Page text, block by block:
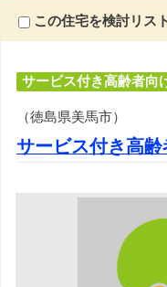
この住宅を検討リス
サービス付き高齢者向
（徳島県美馬市）
サービス付き高